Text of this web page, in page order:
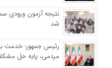
شد
رئیس جمهور: خدمت
مردمی، پایه حل